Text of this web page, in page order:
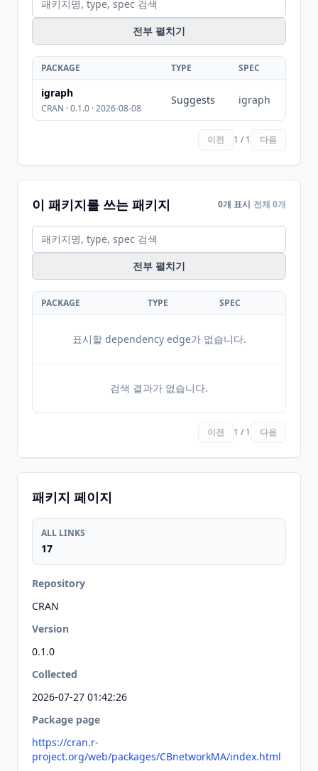
전부 펼치기
PACKAGE TYPE SPEC
igraph
CRAN · 0.1.0 · 2026-08-08
Suggests igraph
이전 1 / 1 다음
이 패키지를 쓰는 패키지 0개 표시 전체 0개
전부 펼치기
PACKAGE TYPE SPEC
표시할 dependency edge가 없습니다.
검색 결과가 없습니다.
이전 1 / 1 다음
패키지 페이지
ALL LINKS
17
Repository
CRAN
Version
0.1.0
Collected
2026-07-27 01:42:26
Package page
https://cran.r-
project.org/web/packages/CBnetworkMA/index.html